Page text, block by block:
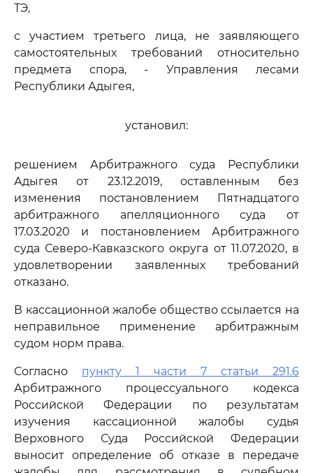
ТЭ,
с участием третьего лица, не заявляющего
самостоятельных требований относительно
предмета спора, - Управления лесами
Республики Адыгея,
установил:
решением Арбитражного суда Республики
Адыгея от 23.12.2019, оставленным без
изменения постановлением Пятнадцатого
арбитражного апелляционного суда от
17.03.2020 и постановлением Арбитражного
суда Северо-Кавказского округа от 11.07.2020, в
удовлетворении заявленных требований
отказано.
В кассационной жалобе общество ссылается на
неправильное применение арбитражным
судом норм права.
Согласно пункту 1 части 7 статьи 291.6
Арбитражного процессуального кодекса
Российской Федерации по результатам
изучения кассационной жалобы судья
Верховного Суда Российской Федерации
выносит определение об отказе в передаче